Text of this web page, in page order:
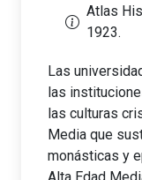
Atlas
1923.
Las
las
las culturas
Media que
monásticas y